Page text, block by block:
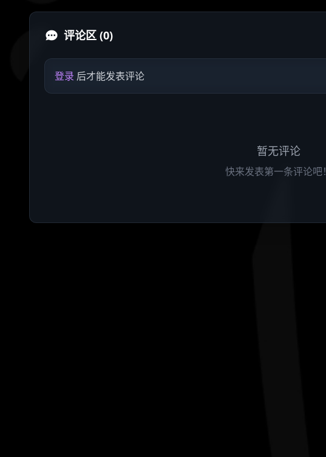
评论区 (0)
登录 后才能发表评论
暂无评论
快来发表第一条评论吧！